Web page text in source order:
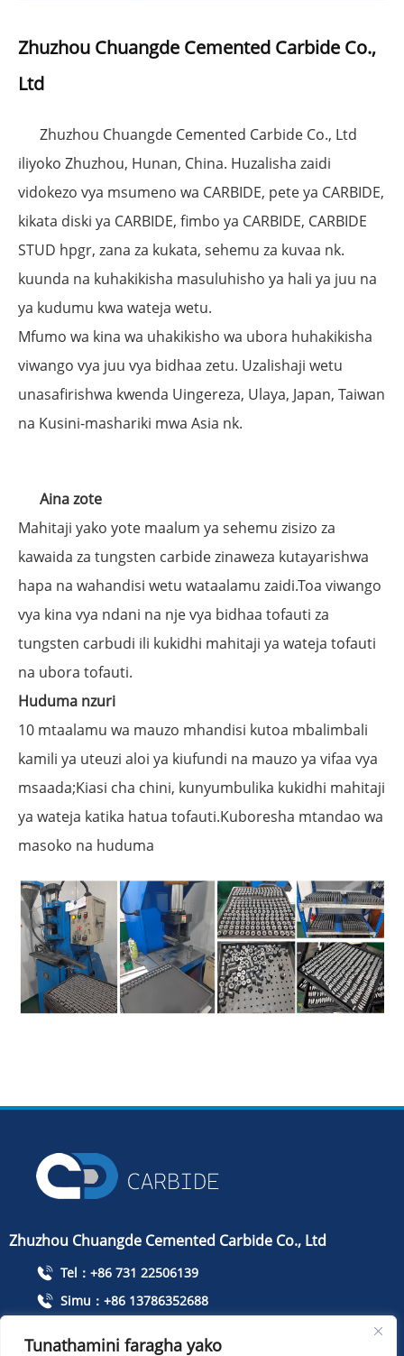
Zhuzhou Chuangde Cemented Carbide Co.,
Ltd
Zhuzhou Chuangde Cemented Carbide Co., Ltd
iliyoko Zhuzhou, Hunan, China. Huzalisha zaidi
vidokezo vya msumeno wa CARBIDE, pete ya CARBIDE,
kikata diski ya CARBIDE, fimbo ya CARBIDE, CARBIDE
STUD hpgr, zana za kukata, sehemu za kuvaa nk.
kuunda na kuhakikisha masuluhisho ya hali ya juu na
ya kudumu kwa wateja wetu.
Mfumo wa kina wa uhakikisho wa ubora huhakikisha
viwango vya juu vya bidhaa zetu. Uzalishaji wetu
unasafirishwa kwenda Uingereza, Ulaya, Japan, Taiwan
na Kusini-mashariki mwa Asia nk.
Aina zote
Mahitaji yako yote maalum ya sehemu zisizo za
kawaida za tungsten carbide zinaweza kutayarishwa
hapa na wahandisi wetu wataalamu zaidi.Toa viwango
vya kina vya ndani na nje vya bidhaa tofauti za
tungsten carbudi ili kukidhi mahitaji ya wateja tofauti
na ubora tofauti.
Huduma nzuri
10 mtaalamu wa mauzo mhandisi kutoa mbalimbali
kamili ya uteuzi aloi ya kiufundi na mauzo ya vifaa vya
msaada;Kiasi cha chini, kunyumbulika kukidhi mahitaji
ya wateja katika hatua tofauti.Kuboresha mtandao wa
masoko na huduma
Zhuzhou Chuangde Cemented Carbide Co., Ltd
Tel：+86 731 22506139
Simu：+86 13786352688
Tunathamini faragha yako